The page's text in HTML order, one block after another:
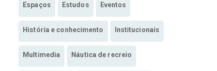
Espaços Estudos Eventos
História e conhecimento Institucionais
Multimedia Náutica de recreio